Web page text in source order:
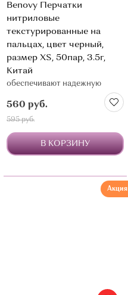
Benovy Перчатки
нитриловые
текстурированные на
пальцах, цвет черный,
размер XS, 50пар, 3.5г,
Китай
обеспечивают надежную
барьерную защиту и удобство
в работе
560 руб.
595 руб.
В КОРЗИНУ
Акция